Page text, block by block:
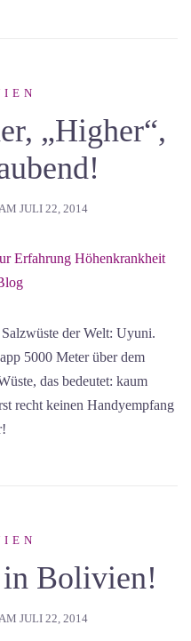
„Higher“,
JULI 22, 2014
der Welt: Uyuni.
5000 Meter über dem
das bedeutet: kaum
recht keinen Handyempfang
Bolivien!
JULI 22, 2014